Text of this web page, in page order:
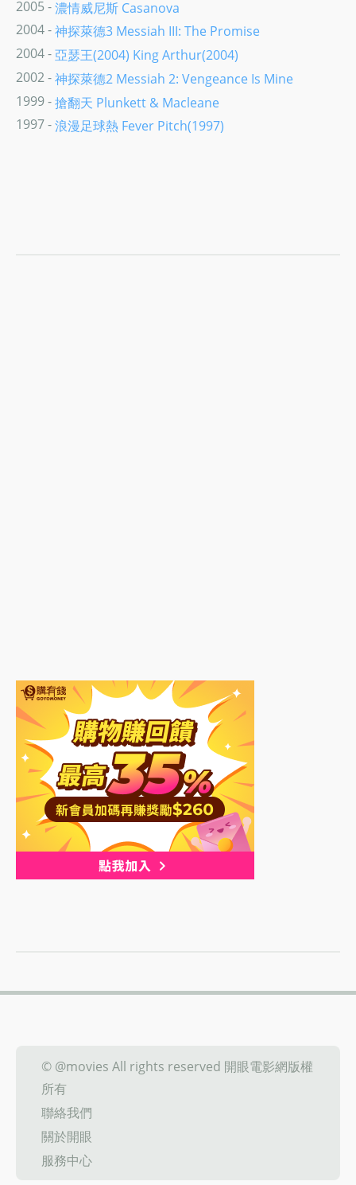
2005 -濃情威尼斯 Casanova
2004 -神探萊德3 Messiah III: The Promise
2004 -亞瑟王(2004) King Arthur(2004)
2002 -神探萊德2 Messiah 2: Vengeance Is Mine
1999 -搶翻天 Plunkett & Macleane
1997 -浪漫足球熱 Fever Pitch(1997)
© @movies All rights reserved 開眼電影網版權
所有
聯絡我們
關於開眼
服務中心